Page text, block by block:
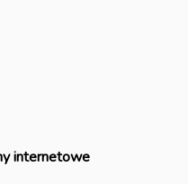
internetowe